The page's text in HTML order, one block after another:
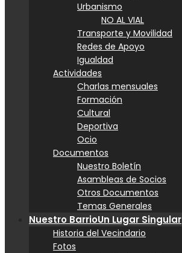
Urbanismo
NO AL VIAL
Transporte y Movilidad
Redes de Apoyo
Igualdad
Actividades
Charlas mensuales
Formación
Cultural
Deportiva
Ocio
Documentos
Nuestro Boletín
Asambleas de Socios
Otros Documentos
Temas Generales
Nuestro BarrioUn Lugar Singular
Historia del Vecindario
Fotos